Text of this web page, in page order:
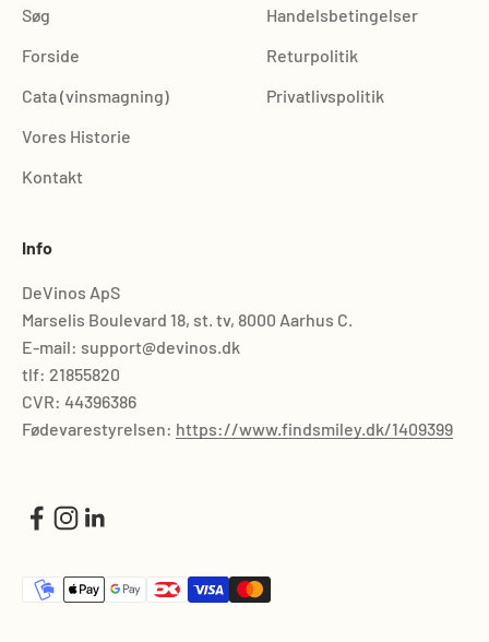
Søg
Forside
Cata (vinsmagning)
Vores Historie
Kontakt
Handelsbetingelser
Returpolitik
Privatlivspolitik
Info
DeVinos ApS
Marselis Boulevard 18, st. tv, 8000 Aarhus C.
E-mail: support@devinos.dk
tlf: 21855820
CVR: 44396386
Fødevarestyrelsen: https://www.findsmiley.dk/1409399